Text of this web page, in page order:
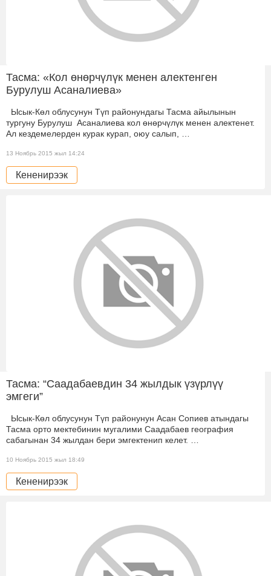
Тасма: «Кол өнөрчүлүк менен алектенген
Бурулуш Асаналиева»
Ысык-Көл облусунун Түп районундагы Тасма айылынын
тургуну Бурулуш Асаналиева кол өнөрчүлүк менен алектенет.
Ал кездемелерден курак курап, оюу салып, …
13 Ноябрь 2015 жыл 14:24
Кененирээк
Тасма: “Саадабаевдин 34 жылдык үзүрлүү
эмгеги”
Ысык-Көл облусунун Түп районунун Асан Сопиев атындагы
Тасма орто мектебинин мугалими Саадабаев география
сабагынан 34 жылдан бери эмгектенип келет. …
10 Ноябрь 2015 жыл 18:49
Кененирээк